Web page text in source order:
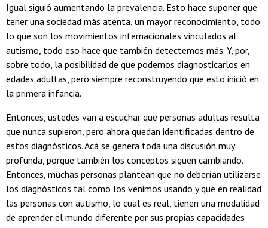
Igual siguió aumentando la prevalencia. Esto hace suponer que
tener una sociedad más atenta, un mayor reconocimiento, todo
lo que son los movimientos internacionales vinculados al
autismo, todo eso hace que también detectemos más. Y, por,
sobre todo, la posibilidad de que podemos diagnosticarlos en
edades adultas, pero siempre reconstruyendo que esto inició en
la primera infancia.
Entonces, ustedes van a escuchar que personas adultas resulta
que nunca supieron, pero ahora quedan identificadas dentro de
estos diagnósticos. Acá se genera toda una discusión muy
profunda, porque también los conceptos siguen cambiando.
Entonces, muchas personas plantean que no deberían utilizarse
los diagnósticos tal como los venimos usando y que en realidad
las personas con autismo, lo cual es real, tienen una modalidad
de aprender el mundo diferente por sus propias capacidades